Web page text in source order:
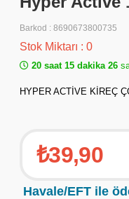
Barkod : 8690673800735
Stok Miktarı : 0
20 saat 15 dakika 26
HYPER ACTİVE KİREÇ
₺39,90
Havale/EFT ile